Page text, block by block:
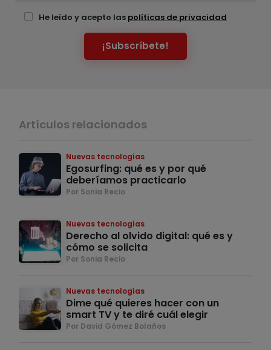
He leído y acepto las políticas de privacidad
¡Subscríbete!
Artículos relacionados
Nuevas tecnologías
Egosurfing: qué es y por qué
deberíamos practicarlo
Por Sonia Recio
Nuevas tecnologías
Derecho al olvido digital: qué es y
cómo se solicita
Por Sonia Recio
Nuevas tecnologías
Dime qué quieres hacer con un
smart TV y te diré cuál elegir
Por David Gómez Bolaños